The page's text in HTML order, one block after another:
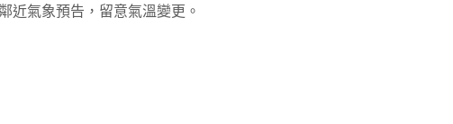
近氣象預告，留意氣溫變更。